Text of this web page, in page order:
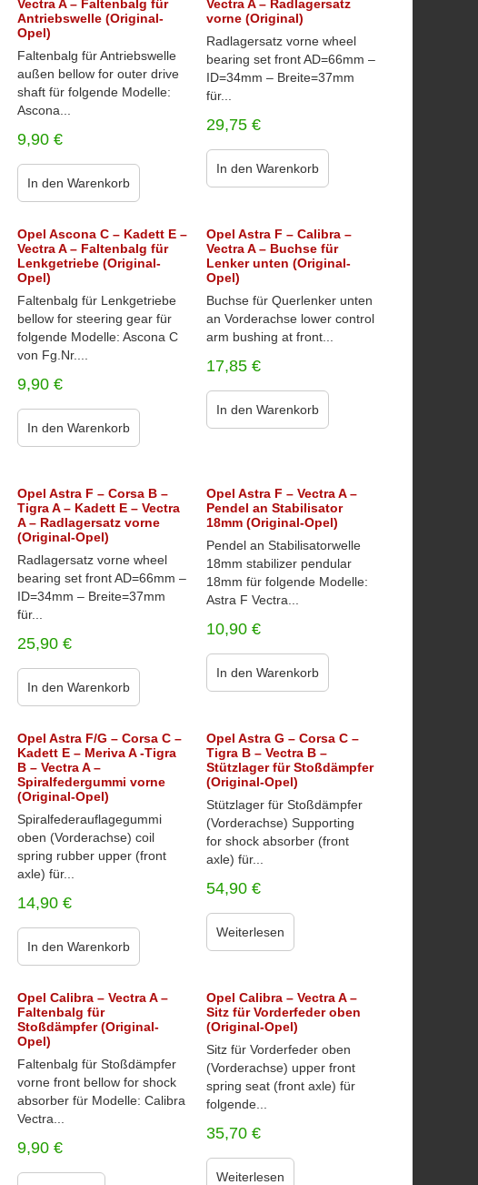
Vectra A – Faltenbalg für
Antriebswelle (Original-
Opel)
Faltenbalg für Antriebswelle
außen bellow for outer drive
shaft für folgende Modelle:
Ascona...
9,90 €
In den Warenkorb
Vectra A – Radlagersatz
vorne (Original)
Radlagersatz vorne wheel
bearing set front AD=66mm –
ID=34mm – Breite=37mm
für...
29,75 €
In den Warenkorb
Opel Ascona C – Kadett E –
Vectra A – Faltenbalg für
Lenkgetriebe (Original-
Opel)
Faltenbalg für Lenkgetriebe
bellow for steering gear für
folgende Modelle: Ascona C
von Fg.Nr....
9,90 €
In den Warenkorb
Opel Astra F – Calibra –
Vectra A – Buchse für
Lenker unten (Original-
Opel)
Buchse für Querlenker unten
an Vorderachse lower control
arm bushing at front...
17,85 €
In den Warenkorb
Opel Astra F – Corsa B –
Tigra A – Kadett E – Vectra
A – Radlagersatz vorne
(Original-Opel)
Radlagersatz vorne wheel
bearing set front AD=66mm –
ID=34mm – Breite=37mm
für...
25,90 €
In den Warenkorb
Opel Astra F – Vectra A –
Pendel an Stabilisator
18mm (Original-Opel)
Pendel an Stabilisatorwelle
18mm stabilizer pendular
18mm für folgende Modelle:
Astra F Vectra...
10,90 €
In den Warenkorb
Opel Astra F/G – Corsa C –
Kadett E – Meriva A -Tigra
B – Vectra A –
Spiralfedergummi vorne
(Original-Opel)
Spiralfederauflagegummi
oben (Vorderachse) coil
spring rubber upper (front
axle) für...
14,90 €
In den Warenkorb
Opel Astra G – Corsa C –
Tigra B – Vectra B –
Stützlager für Stoßdämpfer
(Original-Opel)
Stützlager für Stoßdämpfer
(Vorderachse) Supporting
for shock absorber (front
axle) für...
54,90 €
Weiterlesen
Opel Calibra – Vectra A –
Faltenbalg für
Stoßdämpfer (Original-
Opel)
Faltenbalg für Stoßdämpfer
vorne front bellow for shock
absorber für Modelle: Calibra
Vectra...
9,90 €
Opel Calibra – Vectra A –
Sitz für Vorderfeder oben
(Original-Opel)
Sitz für Vorderfeder oben
(Vorderachse) upper front
spring seat (front axle) für
folgende...
35,70 €
Weiterlesen